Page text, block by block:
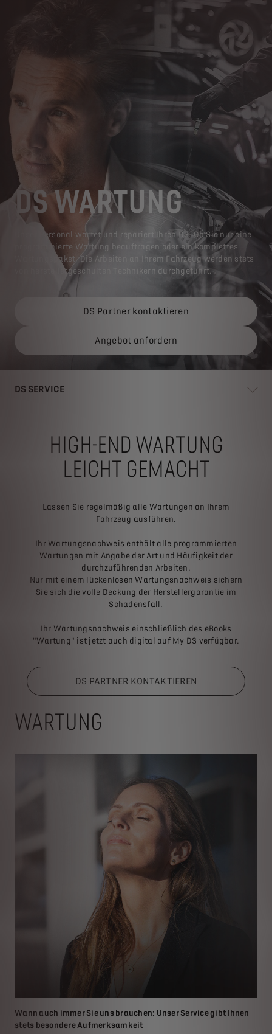
DS WARTUNG
Unser Personal wartet und repariert Ihren DS. Ob Sie nur eine
programmierte Wartung beauftragen oder ein komplettes
Wartungspaket. Die Arbeiten an Ihrem Fahrzeug werden stets
von herstellergeschulten Technikern durchgeführt.
DS Partner kontaktieren
Angebot anfordern
DS SERVICE
HIGH-END WARTUNG
LEICHT GEMACHT
Lassen Sie regelmäßig alle Wartungen an Ihrem
Fahrzeug ausführen.
Ihr Wartungsnachweis enthält alle programmierten
Wartungen mit Angabe der Art und Häufigkeit der
durchzuführenden Arbeiten.
Nur mit einem lückenlosen Wartungsnachweis sichern
Sie sich die volle Deckung der Herstellergarantie im
Schadensfall.
Ihr Wartungsnachweis einschließlich des eBooks
"Wartung" ist jetzt auch digital auf My DS verfügbar.
DS PARTNER KONTAKTIEREN
WARTUNG
Wann auch immer Sie uns brauchen: Unser Service gibt Ihnen
stets besondere Aufmerksamkeit